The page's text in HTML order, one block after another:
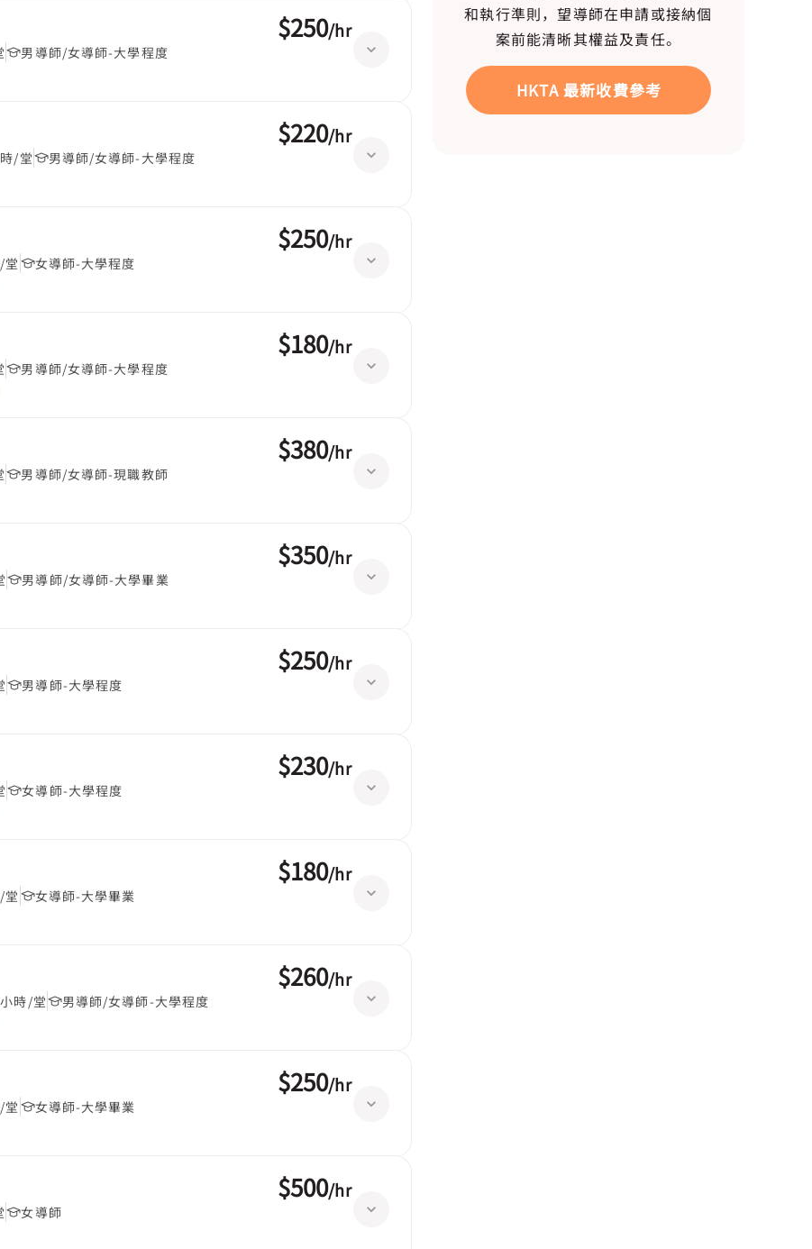
男導師/女導師-大學程度
$250/hr
/堂 男導師/女導師-大學程度
$220/hr
堂 女導師-大學程度
$250/hr
男導師/女導師-大學程度
$180/hr
男導師/女導師-現職教師
$380/hr
男導師/女導師-大學畢業
$350/hr
男導師-大學程度
$250/hr
女導師-大學程度
$230/hr
堂 女導師-大學畢業
$180/hr
時/堂 男導師/女導師-大學程度
$260/hr
堂 女導師-大學畢業
$250/hr
女導師
$500/hr
和執行準則，望導師在申請或接納個
案前能清晰其權益及責任。
HKTA 最新收費參考